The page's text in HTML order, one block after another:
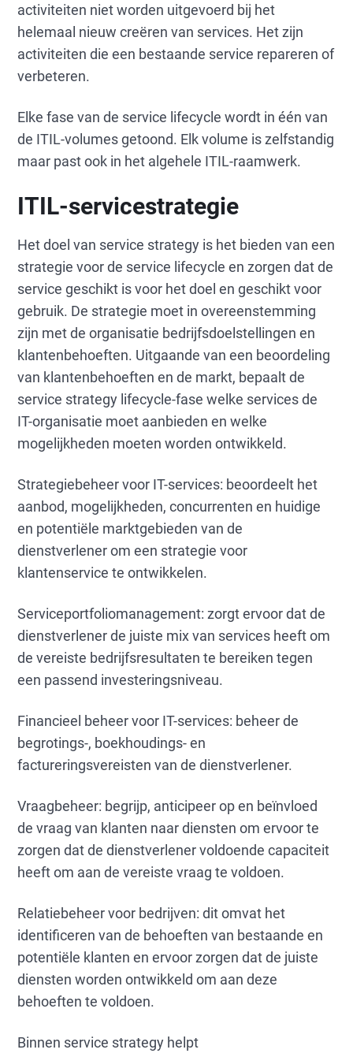
activiteiten niet worden uitgevoerd bij het
helemaal nieuw creëren van services. Het zijn
activiteiten die een bestaande service repareren of
verbeteren.
Elke fase van de service lifecycle wordt in één van
de ITIL-volumes getoond. Elk volume is zelfstandig
maar past ook in het algehele ITIL-raamwerk.
ITIL-servicestrategie
Het doel van service strategy is het bieden van een
strategie voor de service lifecycle en zorgen dat de
service geschikt is voor het doel en geschikt voor
gebruik. De strategie moet in overeenstemming
zijn met de organisatie bedrijfsdoelstellingen en
klantenbehoeften. Uitgaande van een beoordeling
van klantenbehoeften en de markt, bepaalt de
service strategy lifecycle-fase welke services de
IT-organisatie moet aanbieden en welke
mogelijkheden moeten worden ontwikkeld.
Strategiebeheer voor IT-services: beoordeelt het
aanbod, mogelijkheden, concurrenten en huidige
en potentiële marktgebieden van de
dienstverlener om een strategie voor
klantenservice te ontwikkelen.
Serviceportfoliomanagement: zorgt ervoor dat de
dienstverlener de juiste mix van services heeft om
de vereiste bedrijfsresultaten te bereiken tegen
een passend investeringsniveau.
Financieel beheer voor IT-services: beheer de
begrotings-, boekhoudings- en
factureringsvereisten van de dienstverlener.
Vraagbeheer: begrijp, anticipeer op en beïnvloed
de vraag van klanten naar diensten om ervoor te
zorgen dat de dienstverlener voldoende capaciteit
heeft om aan de vereiste vraag te voldoen.
Relatiebeheer voor bedrijven: dit omvat het
identificeren van de behoeften van bestaande en
potentiële klanten en ervoor zorgen dat de juiste
diensten worden ontwikkeld om aan deze
behoeften te voldoen.
Binnen service strategy helpt